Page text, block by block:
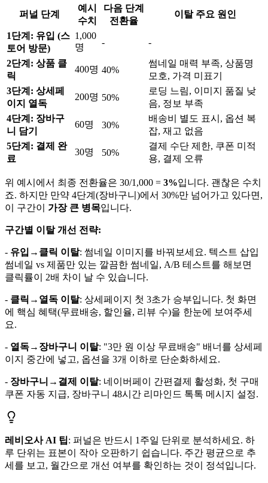
퍼널 단계
예시
수치
다음 단계
전환율
이탈 주요 원인
1단계: 유입 (스
토어 방문)
1,000
명
- -
2단계: 상품 클
릭
400명 40%
썸네일 매력 부족, 상품명
모호, 가격 미표기
3단계: 상세페
이지 열독
200명 50%
로딩 느림, 이미지 품질 낮
음, 정보 부족
4단계: 장바구
니 담기
60명 30%
배송비 별도 표시, 옵션 복
잡, 재고 없음
5단계: 결제 완
료
30명 50%
결제 수단 제한, 쿠폰 미적
용, 결제 오류
위 예시에서 최종 전환율은 30/1,000 = 3%입니다. 괜찮은 수치
죠. 하지만 만약 4단계(장바구니)에서 30%만 넘어가고 있다면,
이 구간이 가장 큰 병목입니다.
구간별 이탈 개선 전략:
- 유입→클릭 이탈: 썸네일 이미지를 바꿔보세요. 텍스트 삽입
썸네일 vs 제품만 있는 깔끔한 썸네일, A/B 테스트를 해보면
클릭률이 2배 차이 날 수 있습니다.
- 클릭→열독 이탈: 상세페이지 첫 3초가 승부입니다. 첫 화면
에 핵심 혜택(무료배송, 할인율, 리뷰 수)을 한눈에 보여주세
요.
- 열독→장바구니 이탈: "3만 원 이상 무료배송" 배너를 상세페
이지 중간에 넣고, 옵션을 3개 이하로 단순화하세요.
- 장바구니→결제 이탈: 네이버페이 간편결제 활성화, 첫 구매
쿠폰 자동 지급, 장바구니 48시간 리마인드 톡톡 메시지 설정.
레비오사 AI 팁: 퍼널은 반드시 1주일 단위로 분석하세요. 하
루 단위는 표본이 작아 오판하기 쉽습니다. 주간 평균으로 추
세를 보고, 월간으로 개선 여부를 확인하는 것이 정석입니다.